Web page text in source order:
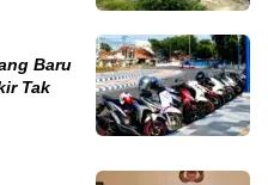
Baru
Tak